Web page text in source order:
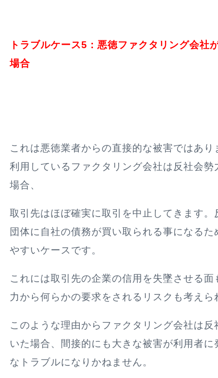
トラブルケース5：悪徳ファクタリング会社
場合
これは悪徳業者からの直接的な被害ではあ
利用しているファクタリング会社は反社会勢
場合、
取引先はほぼ確実に取引を中止してきます。
団体に自社の債務が買い取られる事になる
やすいケースです。
これには取引先の企業の信用を失墜させる
力から何らかの要求をされるリスクも考えら
このような理由からファクタリング会社は
いた場合、間接的にも大きな被害が利用者に
なトラブルになりかねません。